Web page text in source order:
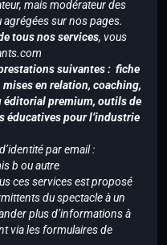
mais modérateur des
sur nos pages.
tous nos services, vous
suivantes : fiche
en relation, coaching,
éditorial premium, outils de
éducatives pour l’industrie
par email :
b ou autre
ces services est proposé
du spectacle à un
plus d’informations à
via les formulaires de